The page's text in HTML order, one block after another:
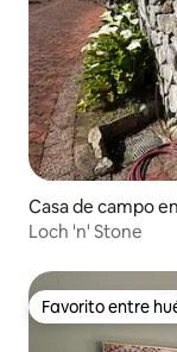
Casa de campo
Loch 'n' Stone
Favorito entre
Favorito entre